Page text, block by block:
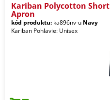
Kariban Polycotton Short
Apron
kód produktu: ka896nv-u Navy
Kariban Pohlavie: Unisex